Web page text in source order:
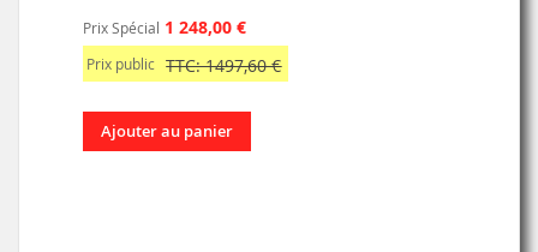
Prix Spécial 1 248,00 €
Prix public TTC: 1497,60 €
Ajouter au panier